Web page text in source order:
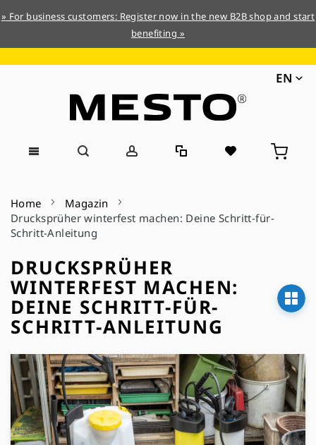
» For business customers: Register now in the new B2B shop and start
benefiting »
EN
Content
Home
Magazin
Drucksprüher winterfest machen: Deine Schritt-für-
Schritt-Anleitung
DRUCKSPRÜHER
WINTERFEST MACHEN:
DEINE SCHRITT-FÜR-
SCHRITT-ANLEITUNG